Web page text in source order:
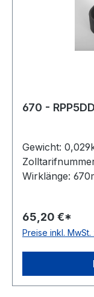
670 -
Gewicht:
Wirklänge:
65,20 €*
Preise inkl.